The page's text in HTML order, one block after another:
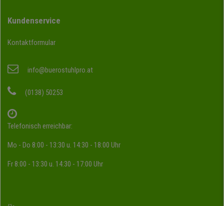
Kundenservice
Kontaktformular
info@buerostuhlpro.at
(0138) 50253
Telefonisch erreichbar:
Mo - Do 8:00 - 13:30 u. 14:30 - 18:00 Uhr
Fr 8:00 - 13:30 u. 14:30 - 17:00 Uhr